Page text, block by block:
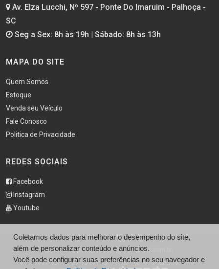
Av. Elza Lucchi, Nº 597 - Ponte Do Imaruim - Palhoça -
SC
Seg a Sex: 8h às 19h | Sábado: 8h às 13h
MAPA DO SITE
Quem Somos
Estoque
Venda seu Veículo
Fale Conosco
Politica de Privacidade
REDES SOCIAIS
Facebook
Instagram
Youtube
© Kd Automoveis - http://kdautomoveis.com.br/
Coletamos dados para melhorar o desempenho do site,
além de personalizar conteúdo e anúncios.
Você pode configurar suas preferências no seu navegador e